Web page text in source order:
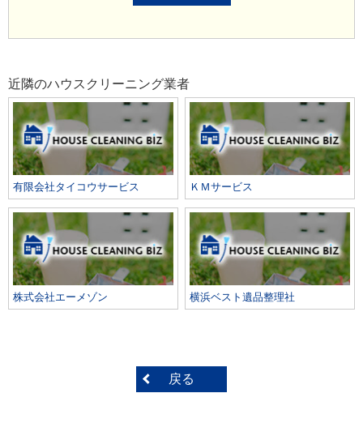
近隣のハウスクリーニング業者
有限会社タイコウサービス ＫＭサービス
株式会社エーメゾン 横浜ベスト遺品整理社
戻る